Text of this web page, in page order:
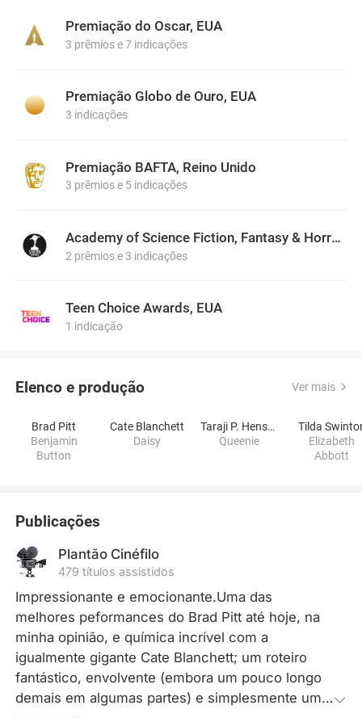
Premiação do Oscar, EUA
3 prêmios e 7 indicações
Premiação Globo de Ouro, EUA
3 indicações
Premiação BAFTA, Reino Unido
3 prêmios e 5 indicações
Academy of Science Fiction, Fantasy & Horror Films, USA
2 prêmios e 3 indicações
Teen Choice Awards, EUA
1 indicação
Elenco e produção Ver mais
Brad Pitt
Benjamin
Button
Cate Blanchett
Daisy
Taraji P. Henson
Queenie
Tilda
Elizabeth
Abbott
Publicações
Plantão Cinéfilo
479 títulos assistidos
Impressionante e emocionante.Uma das
melhores peformances do Brad Pitt até hoje, na
minha opinião, e química incrível com a
igualmente gigante Cate Blanchett; um roteiro
fantástico, envolvente (embora um pouco longo
demais em algumas partes) e simplesmente uma